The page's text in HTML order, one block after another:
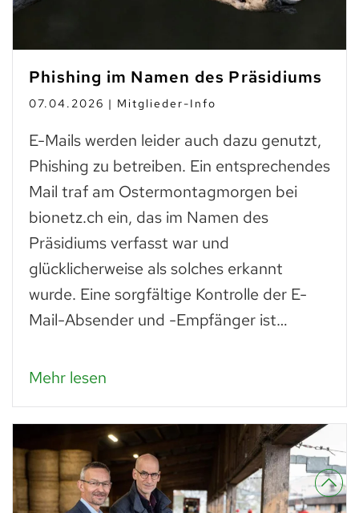
Phishing im Namen des Präsidiums
07.04.2026 | Mitglieder-Info
E-Mails werden leider auch dazu genutzt,
Phishing zu betreiben. Ein entsprechendes
Mail traf am Ostermontagmorgen bei
bionetz.ch ein, das im Namen des
Präsidiums verfasst war und
glücklicherweise als solches erkannt
wurde. Eine sorgfältige Kontrolle der E-
Mail-Absender und -Empfänger ist…
Mehr lesen